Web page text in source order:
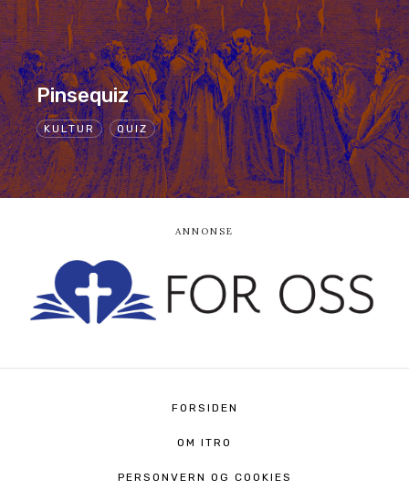
KULTUR QUIZ
Pinsequiz
FORSIDEN
OM ITRO
PERSONVERN OG COOKIES